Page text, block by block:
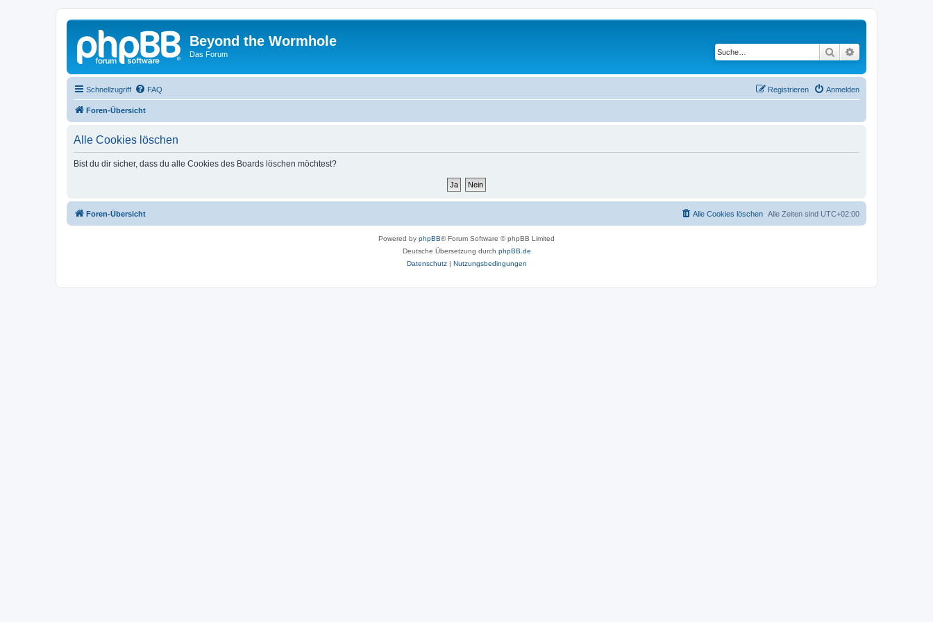
Beyond the Wormhole
Das Forum Suche
Schnellzugriff FAQ Anmelden
Registrieren
Foren-Übersicht
Alle Cookies löschen
Bist du dir sicher, dass du alle Cookies des Boards löschen möchtest?
Foren-Übersicht Alle Zeiten sind UTC+02:00
Alle Cookies löschen
Powered by phpBB® Forum Software © phpBB Limited
Deutsche Übersetzung durch phpBB.de
Datenschutz| Nutzungsbedingungen